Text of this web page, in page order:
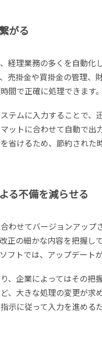
がる
経理業務の多くを自動
売掛金や買掛金の管理、
間で正確に処理できます。
テムに入力することで、
ットに合わせて自動で出
省けるため、節約され
る不備を減らせる
わせてバージョンアッ
正の細かな内容を把握し
フトでは、アップデート
、企業によってはその把
、大きな処理の変更が
示に従って入力を進める